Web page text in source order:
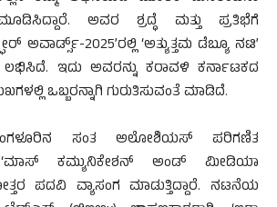
ಮೂಡಿಸಿದ್ದಾರೆ. ಅವರ ಶ್ರದ್ಧೆ ಮತ್ತು ಪ್ರತಿಭೆಗೆ
ಅವಾರ್ಡ್ಸ್-2025’ರಲ್ಲಿ ‘ಅತ್ಯುತ್ತಮ ಡೆಬ್ಯೂ ನಟಿ’
ಲಭಿಸಿದೆ. ಇದು ಅವರನ್ನು ಕರಾವಳಿ ಕರ್ನಾಟಕದ
ಒಬ್ಬರನ್ನಾಗಿ ಗುರುತಿಸುವಂತೆ ಮಾಡಿದೆ.
ಸಂತ ಅಲೋಶಿಯಸ್ ಪರಿಗಣಿತ
‘ಮಾಸ್ ಕಮ್ಯುನಿಕೇಶನ್ ಅಂಡ್ ಮೀಡಿಯಾ
ಪದವಿ ವ್ಯಾಸಂಗ ಮಾಡುತ್ತಿದ್ದಾರೆ. ನಟನೆಯ